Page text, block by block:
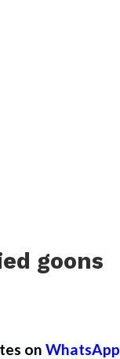
goons
on WhatsApp